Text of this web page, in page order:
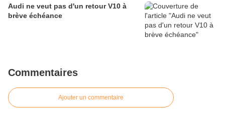
Audi ne veut pas d'un retour V10 à
brève échéance
Commentaires
Ajouter un commentaire